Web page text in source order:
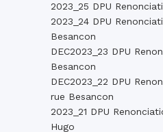
2023_25 DPU
2023_24 DPU
Besancon
DEC2023_23 DPU
Besancon
DEC2023_22 DPU
rue Besancon
2023_21 DPU
Hugo